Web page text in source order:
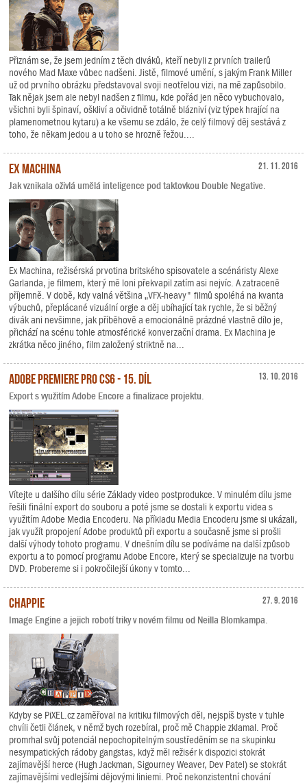
Přiznám se, že jsem jedním z těch diváků, kteří nebyli z prvních trailerů
nového Mad Maxe vůbec nadšeni. Jistě, filmové umění, s jakým Frank Miller
už od prvního obrázku představoval svoji neotřelou vizi, na mě zapůsobilo.
Tak nějak jsem ale nebyl nadšen z filmu, kde pořád jen něco vybuchovalo,
všichni byli špinaví, oškliví a očividně totálně blázniví (viz týpek hrající na
plamenometnou kytaru) a ke všemu se zdálo, že celý filmový děj sestává z
toho, že někam jedou a u toho se hrozně řežou....
21. 11. 2016
Ex Machina
Jak vznikala oživlá umělá inteligence pod taktovkou Double Negative.
Ex Machina, režisérská prvotina britského spisovatele a scénáristy Alexe
Garlanda, je filmem, který mě loni překvapil zatím asi nejvíc. A zatraceně
příjemně. V době, kdy valná většina „VFX-heavy" filmů spoléhá na kvanta
výbuchů, přeplácané vizuální orgie a děj ubíhající tak rychle, že si běžný
divák ani nevšimne, jak příběhově a emocionálně prázdné vlastně dílo je,
přichází na scénu tohle atmosférické konverzační drama. Ex Machina je
zkrátka něco jiného, film založený striktně na...
13. 10. 2016
Adobe Premiere Pro CS6 - 15. díl
Export s využitím Adobe Encore a finalizace projektu.
Vítejte u dalšího dílu série Základy video postprodukce. V minulém dílu jsme
řešili finální export do souboru a poté jsme se dostali k exportu videa s
využitím Adobe Media Encoderu. Na příkladu Media Encoderu jsme si ukázali,
jak využít propojení Adobe produktů při exportu a současně jsme si prošli
další výhody tohoto programu. V dnešním dílu se podíváme na další způsob
exportu a to pomocí programu Adobe Encore, který se specializuje na tvorbu
DVD. Probereme si i pokročilejší úkony v tomto...
27. 9. 2016
Chappie
Image Engine a jejich robotí triky v novém filmu od Neilla Blomkampa.
Kdyby se PiXEL.cz zaměřoval na kritiku filmových děl, nejspíš byste v tuhle
chvíli četli článek, v němž bych rozebíral, proč mě Chappie zklamal. Proč
promrhal svůj potenciál nepochopitelným soustředěním se na skupinku
nesympatických rádoby gangstas, když měl režisér k dispozici stokrát
zajímavější herce (Hugh Jackman, Sigourney Weaver, Dev Patel) se stokrát
zajímavějšími vedlejšími dějovými liniemi. Proč nekonzistentní chování